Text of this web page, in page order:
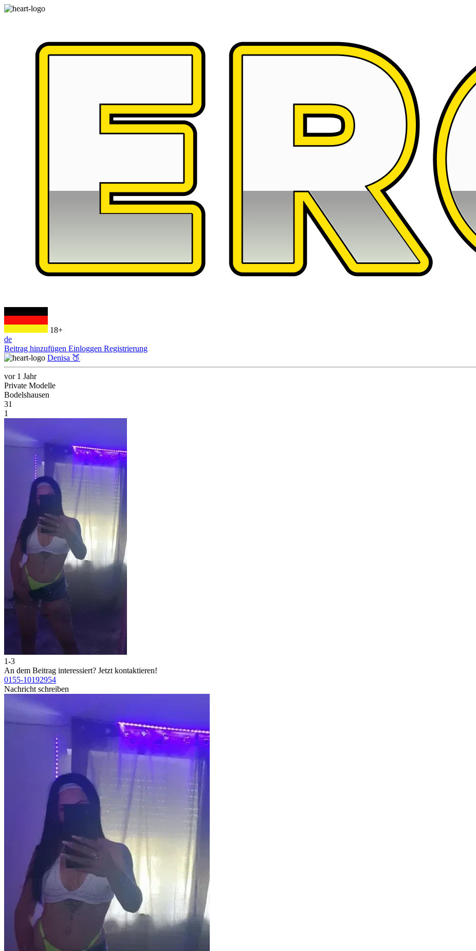
18+
de
Beitrag hinzufügen Einloggen Registrierung
Denisa 🍑
vor 1 Jahr
Private Modelle
Bodelshausen
31
1
1-3
An dem Beitrag interessiert? Jetzt kontaktieren!
0155-10192954
Nachricht schreiben